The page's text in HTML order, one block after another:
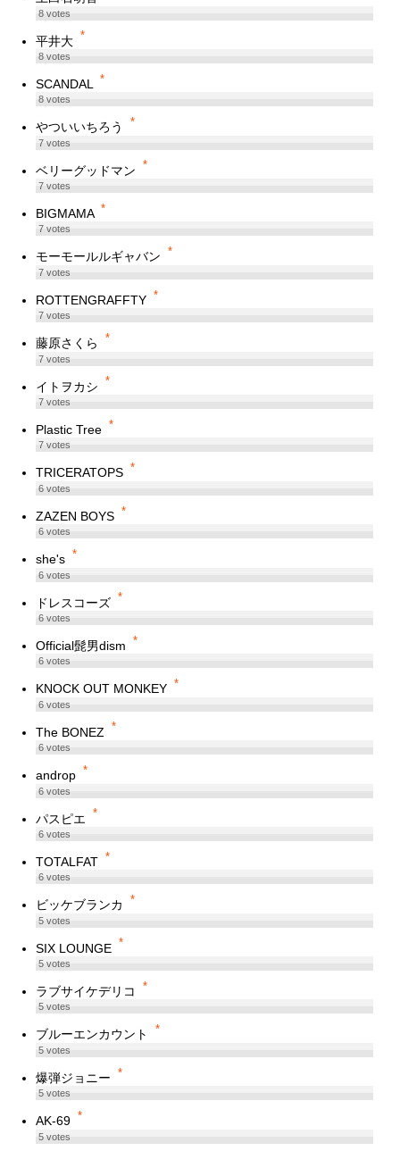
8votes
平井大 *
8votes
SCANDAL *
8votes
やついいちろう *
7votes
ベリーグッドマン *
7votes
BIGMAMA *
7votes
モーモールルギャバン *
7votes
ROTTENGRAFFTY *
7votes
藤原さくら *
7votes
イトヲカシ *
7votes
Plastic Tree *
7votes
TRICERATOPS *
6votes
ZAZEN BOYS *
6votes
she's *
6votes
ドレスコーズ *
6votes
Official髭男dism *
6votes
KNOCK OUT MONKEY *
6votes
The BONEZ *
6votes
androp *
6votes
パスピエ *
6votes
TOTALFAT *
6votes
ビッケブランカ *
5votes
SIX LOUNGE *
5votes
ラブサイケデリコ *
5votes
ブルーエンカウント *
5votes
爆弾ジョニー *
5votes
AK-69 *
5votes